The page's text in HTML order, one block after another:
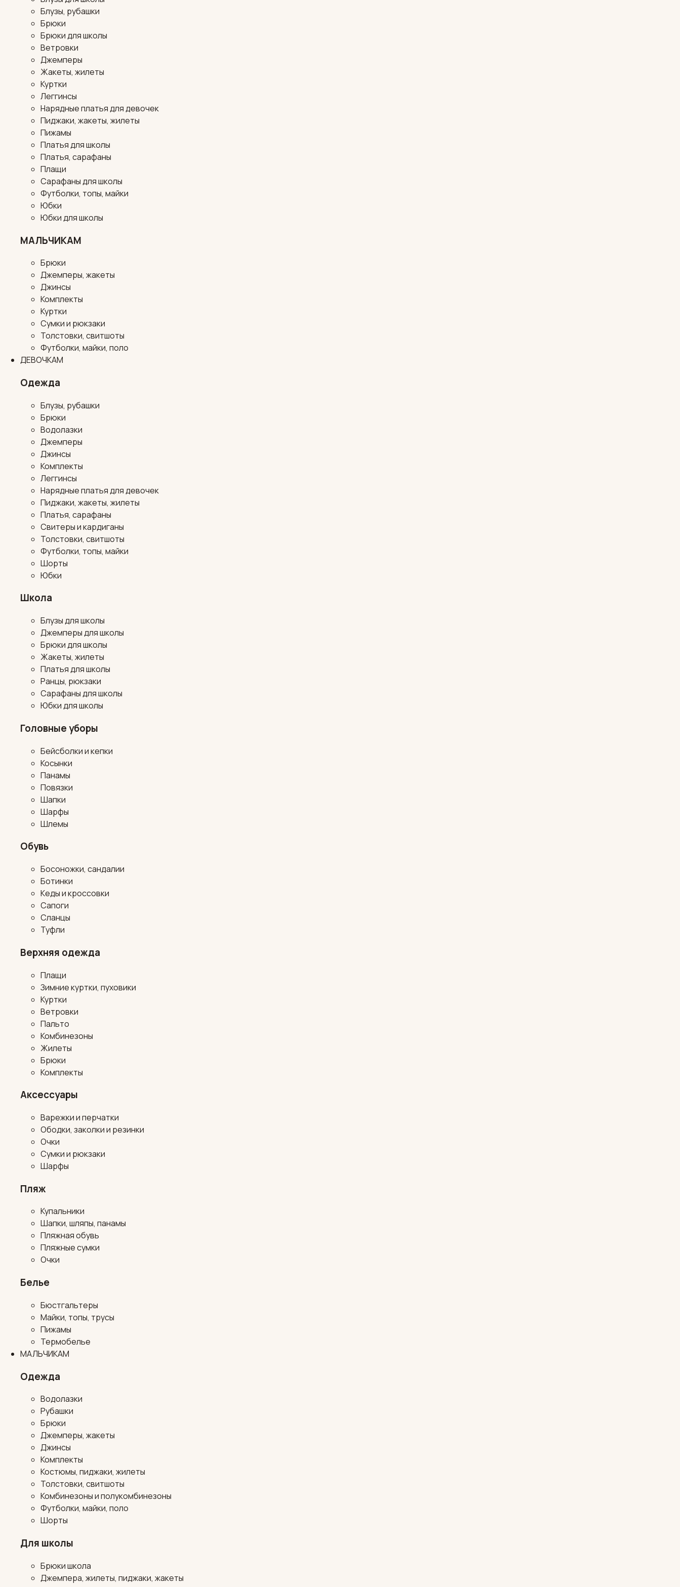
Блузы, рубашки
Брюки
Брюки для школы
Ветровки
Джемперы
Жакеты, жилеты
Куртки
Леггинсы
Нарядные платья для девочек
Пиджаки, жакеты, жилеты
Пижамы
Платья для школы
Платья, сарафаны
Плащи
Сарафаны для школы
Футболки, топы, майки
Юбки
Юбки для школы
МАЛЬЧИКАМ
Брюки
Джемперы, жакеты
Джинсы
Комплекты
Куртки
Сумки и рюкзаки
Толстовки, свитшоты
Футболки, майки, поло
ДЕВОЧКАМ
Одежда
Блузы, рубашки
Брюки
Водолазки
Джемперы
Джинсы
Комплекты
Леггинсы
Нарядные платья для девочек
Пиджаки, жакеты, жилеты
Платья, сарафаны
Свитеры и кардиганы
Толстовки, свитшоты
Футболки, топы, майки
Шорты
Юбки
Школа
Блузы для школы
Джемперы для школы
Брюки для школы
Жакеты, жилеты
Платья для школы
Ранцы, рюкзаки
Сарафаны для школы
Юбки для школы
Головные уборы
Бейсболки и кепки
Косынки
Панамы
Повязки
Шапки
Шарфы
Шлемы
Обувь
Босоножки, сандалии
Ботинки
Кеды и кроссовки
Сапоги
Сланцы
Туфли
Верхняя одежда
Плащи
Зимние куртки, пуховики
Куртки
Ветровки
Пальто
Комбинезоны
Жилеты
Брюки
Комплекты
Аксессуары
Варежки и перчатки
Ободки, заколки и резинки
Очки
Сумки и рюкзаки
Шарфы
Пляж
Купальники
Шапки, шляпы, панамы
Пляжная обувь
Пляжные сумки
Очки
Белье
Бюстгальтеры
Майки, топы, трусы
Пижамы
Термобелье
МАЛЬЧИКАМ
Одежда
Водолазки
Рубашки
Брюки
Джемперы, жакеты
Джинсы
Комплекты
Костюмы, пиджаки, жилеты
Толстовки, свитшоты
Комбинезоны и полукомбинезоны
Футболки, майки, поло
Шорты
Для школы
Брюки школа
Джемпера, жилеты, пиджаки, жакеты